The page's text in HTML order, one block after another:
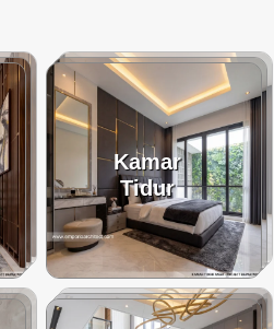
Kamar
Tidur